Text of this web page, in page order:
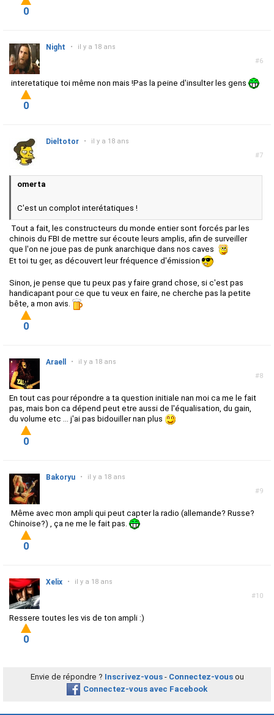
0
#6
Night • il y a 18 ans
interetatique toi même non mais !Pas la peine d'insulter les gens
0
#7
Dieltotor • il y a 18 ans
omerta
C'est un complot interétatiques !
Tout a fait, les constructeurs du monde entier sont forcés par les
chinois du FBI de mettre sur écoute leurs amplis, afin de surveiller
que l'on ne joue pas de punk anarchique dans nos caves
Et toi tu ger, as découvert leur fréquence d'émission
Sinon, je pense que tu peux pas y faire grand chose, si c'est pas
handicapant pour ce que tu veux en faire, ne cherche pas la petite
bête, a mon avis.
0
#8
Araell • il y a 18 ans
En tout cas pour répondre a ta question initiale nan moi ca me le fait
pas, mais bon ca dépend peut etre aussi de l'équalisation, du gain,
du volume etc ... j'ai pas bidouiller nan plus
0
#9
Bakoryu • il y a 18 ans
Même avec mon ampli qui peut capter la radio (allemande? Russe?
Chinoise?) , ça ne me le fait pas.
0
#10
Xelix • il y a 18 ans
Ressere toutes les vis de ton ampli :)
0
Envie de répondre ? Inscrivez-vous- Connectez-vousou
Connectez-vous avec Facebook